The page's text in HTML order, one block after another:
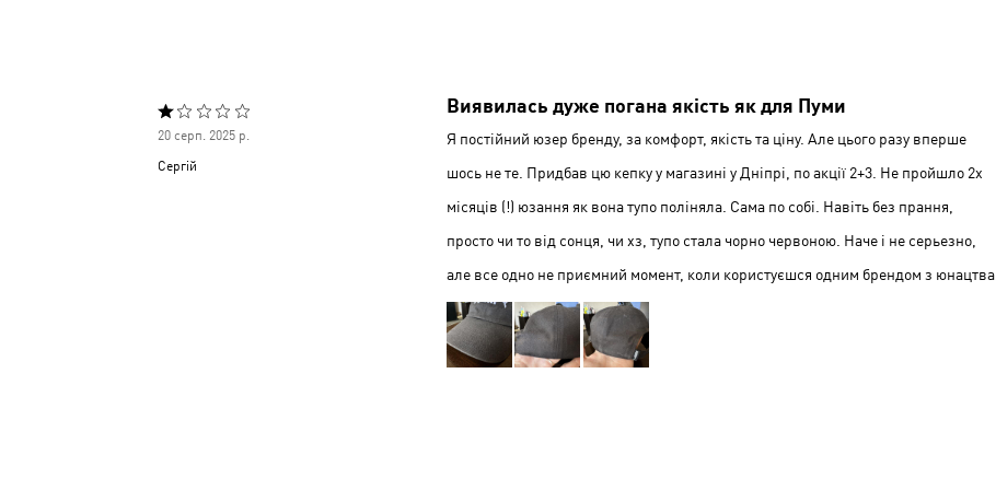
Оцінено
20 серп. 2025 р.
Сергій
Виявилась дуже погана якість як для Пуми
Я постійний юзер бренду, за комфорт, якість та ціну. Але цього разу вперше
шось не те. Придбав цю кепку у магазині у Дніпрі, по акції 2+3. Не пройшло 2х
місяців (!) юзання як вона тупо поліняла. Сама по собі. Навіть без прання,
просто чи то від сонця, чи хз, тупо стала чорно червоною. Наче і не серьезно,
але все одно не приємний момент, коли користуєшся одним брендом з юнацтва.